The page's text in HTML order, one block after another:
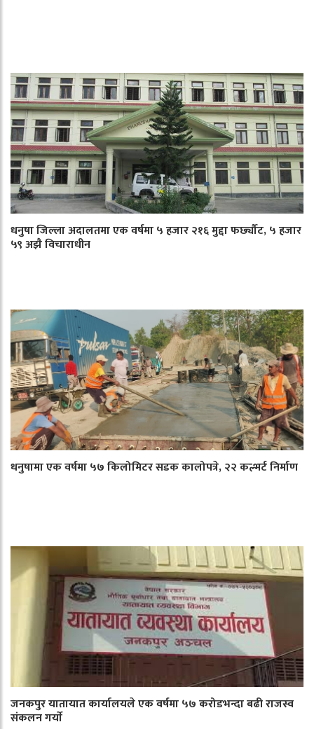
धनुषा जिल्ला अदालतमा एक वर्षमा ५ हजार २१६ मुद्दा फर्छ्यौट, ५ हजार
५९ अझै विचाराधीन
धनुषामा एक वर्षमा ५७ किलोमिटर सडक कालोपत्रे, २२ कल्भर्ट निर्माण
जनकपुर यातायात कार्यालयले एक वर्षमा ५७ करोडभन्दा बढी राजस्व
संकलन गर्याे